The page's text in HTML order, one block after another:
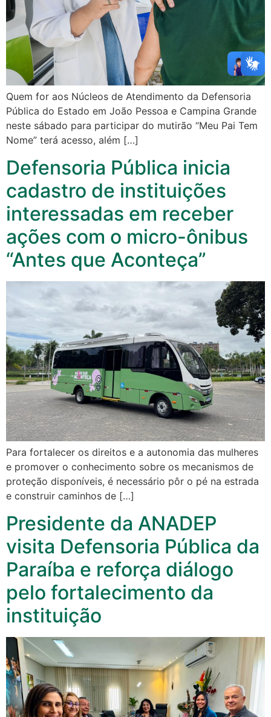
Quem for aos Núcleos de Atendimento da Defensoria
Pública do Estado em João Pessoa e Campina Grande
neste sábado para participar do mutirão “Meu Pai Tem
Nome” terá acesso, além […]
Defensoria Pública inicia
cadastro de instituições
interessadas em receber
ações com o micro-ônibus
“Antes que Aconteça”
Para fortalecer os direitos e a autonomia das mulheres
e promover o conhecimento sobre os mecanismos de
proteção disponíveis, é necessário pôr o pé na estrada
e construir caminhos de […]
Presidente da ANADEP
visita Defensoria Pública da
Paraíba e reforça diálogo
pelo fortalecimento da
instituição